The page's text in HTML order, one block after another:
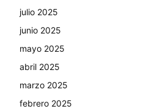
julio 2025
junio 2025
mayo 2025
abril 2025
marzo 2025
febrero 2025